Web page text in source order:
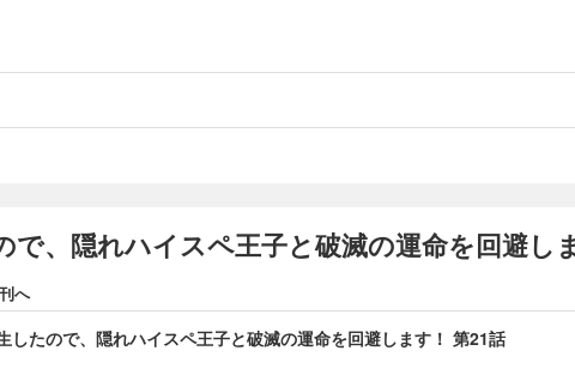
で、隠れハイスペ王子と破滅の運命を回避し
へ
ンに転生してしまった主人公。 転生に気がついた時には、ゲームの攻略対象でもある 第
婚約イベント直前！ トラヴィスから婚約破棄され、 修道院に一生閉じ込められるという
婚約イベント直前！ トラヴィスから婚約破棄され、 修道院に一生閉じ込められるという
は、 ゲームではモブだった第三王子フェリクスに自分から求婚。 そのままフェリクスと
ったら、 別の破滅フラグが立ってしまっていた……！？ 最初こそ保身のために 隠れハイ
変身させていくシャロンだったが、 次第に二人の間に本当の恋と信頼が育まれてい
したので、隠れハイスペ王子と破滅の運命を回避します！ 第21話